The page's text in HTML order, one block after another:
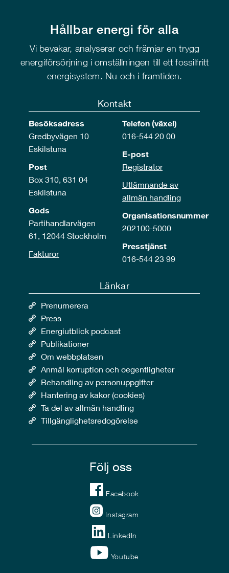
Hållbar energi för alla
Vi bevakar, analyserar och främjar en trygg
energiförsörjning i omställningen till ett fossilfritt
energisystem. Nu och i framtiden.
Kontakt
Besöksadress
Gredbyvägen 10
Eskilstuna
Post
Box 310, 631 04
Eskilstuna
Gods
Partihandlarvägen
61, 12044 Stockholm
Fakturor
Telefon (växel)
016-544 20 00
E-post
Registrator
Utlämnande av
allmän handling
Organisationsnummer
202100-5000
Presstjänst
016-544 23 99
Länkar
Prenumerera
Press
Energiutblick podcast
Publikationer
Om webbplatsen
Anmäl korruption och oegentligheter
Behandling av personuppgifter
Hantering av kakor (cookies)
Ta del av allmän handling
Tillgänglighetsredogörelse
Följ oss
Facebook
Instagram
LinkedIn
Youtube